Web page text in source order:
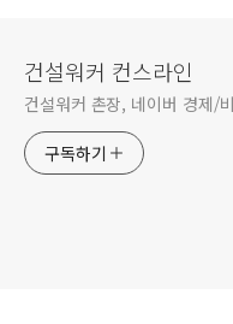
건설워커 컨스라인
건설워커 촌장, 네이버 경제/
구독하기